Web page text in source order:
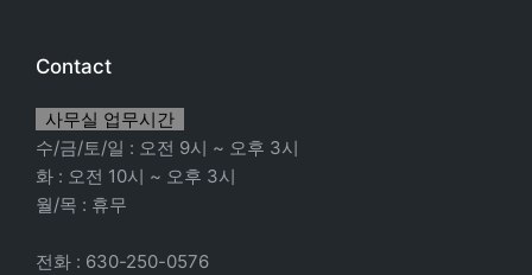
Contact
사무실 업무시간
수/금/토/일 : 오전 9시 ~ 오후 3시
화 : 오전 10시 ~ 오후 3시
월/목 : 휴무
전화 : 630-250-0576